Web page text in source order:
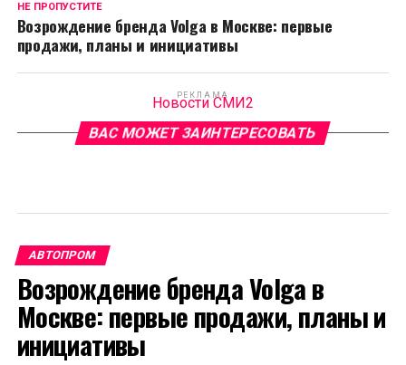
НЕ ПРОПУСТИТЕ
Возрождение бренда Volga в Москве: первые
продажи, планы и инициативы
РЕКЛАМА
Новости СМИ2
ВАС МОЖЕТ ЗАИНТЕРЕСОВАТЬ
АВТОПРОМ
Возрождение бренда Volga в
Москве: первые продажи, планы и
инициативы